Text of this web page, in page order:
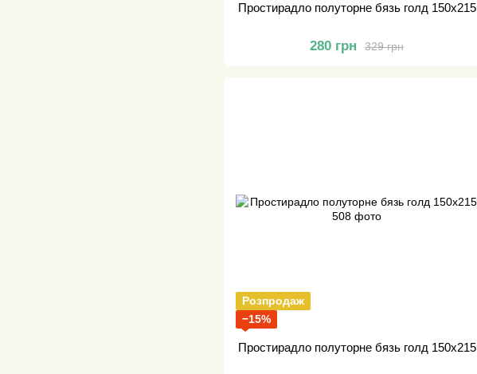
Простирадло полуторне бязь голд 150х215
329 грн
280 грн
Розпродаж
−15%
Простирадло полуторне бязь голд 150х215